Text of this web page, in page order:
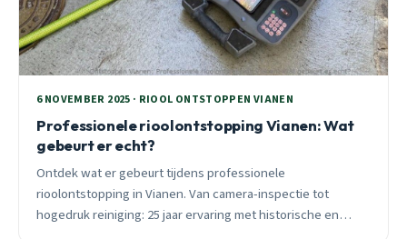
6 NOVEMBER 2025 · RIOOL ONTSTOPPEN VIANEN
Professionele rioolontstopping Vianen: Wat
gebeurt er echt?
Ontdek wat er gebeurt tijdens professionele
rioolontstopping in Vianen. Van camera-inspectie tot
hogedruk reiniging: 25 jaar ervaring met historische en